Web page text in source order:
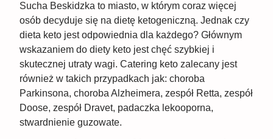
Sucha Beskidzka to miasto, w którym coraz więcej
osób decyduje się na dietę ketogeniczną. Jednak czy
dieta keto jest odpowiednia dla każdego? Głównym
wskazaniem do diety keto jest chęć szybkiej i
skutecznej utraty wagi. Catering keto zalecany jest
również w takich przypadkach jak: choroba
Parkinsona, choroba Alzheimera, zespół Retta, zespół
Doose, zespół Dravet, padaczka lekooporna,
stwardnienie guzowate.